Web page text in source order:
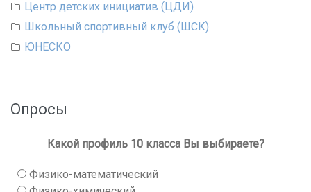
Центр детских инициатив (ЦДИ)
Школьный спортивный клуб (ШСК)
ЮНЕСКО
Опросы
Какой профиль 10 класса Вы выбираете?
Физико-математический